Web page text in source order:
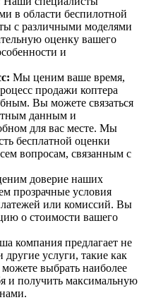
в области беспилотной
с различными моделями
оценку вашего
и
Мы ценим ваше время,
продажи коптера
Вы можете связаться
данным и
для вас месте. Мы
бесплатной оценки
вопросам, связанным с
доверие наших
прозрачные условия
или комиссий. Вы
о стоимости вашего
компания предлагает не
другие услуги, такие как
выбрать наиболее
и получить максимальную